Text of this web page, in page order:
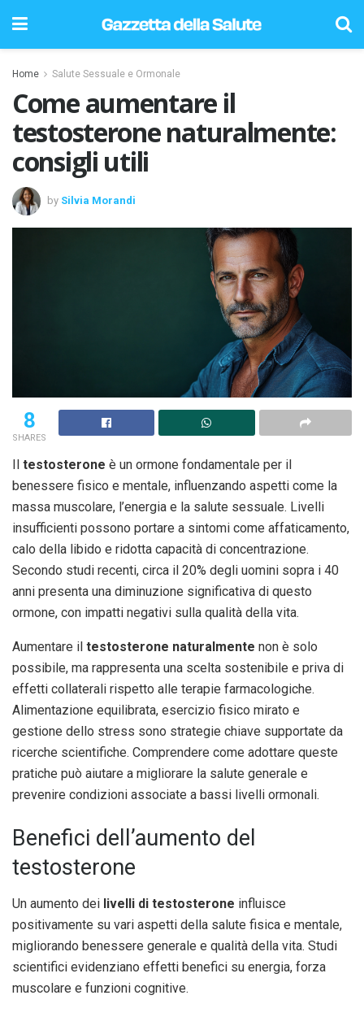
Home Salute Sessuale e Ormonale
Come aumentare il
testosterone naturalmente:
consigli utili
by Silvia Morandi
8
SHARES
Il testosterone è un ormone fondamentale per il
benessere fisico e mentale, influenzando aspetti come la
massa muscolare, l’energia e la salute sessuale. Livelli
insufficienti possono portare a sintomi come affaticamento,
calo della libido e ridotta capacità di concentrazione.
Secondo studi recenti, circa il 20% degli uomini sopra i 40
anni presenta una diminuzione significativa di questo
ormone, con impatti negativi sulla qualità della vita.
Aumentare il testosterone naturalmente non è solo
possibile, ma rappresenta una scelta sostenibile e priva di
effetti collaterali rispetto alle terapie farmacologiche.
Alimentazione equilibrata, esercizio fisico mirato e
gestione dello stress sono strategie chiave supportate da
ricerche scientifiche. Comprendere come adottare queste
pratiche può aiutare a migliorare la salute generale e
prevenire condizioni associate a bassi livelli ormonali.
Benefici dell’aumento del
testosterone
Un aumento dei livelli di testosterone influisce
positivamente su vari aspetti della salute fisica e mentale,
migliorando benessere generale e qualità della vita. Studi
scientifici evidenziano effetti benefici su energia, forza
muscolare e funzioni cognitive.